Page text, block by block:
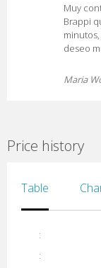
Muy
Brappi
deseo
Maria
Price history
Table